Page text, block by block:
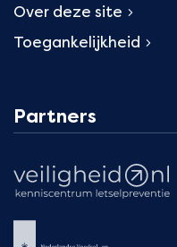
Over deze site
Toegankelijkheid
Partners